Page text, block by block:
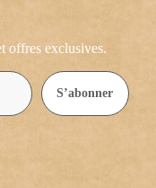
offres exclusives.
S’abonner